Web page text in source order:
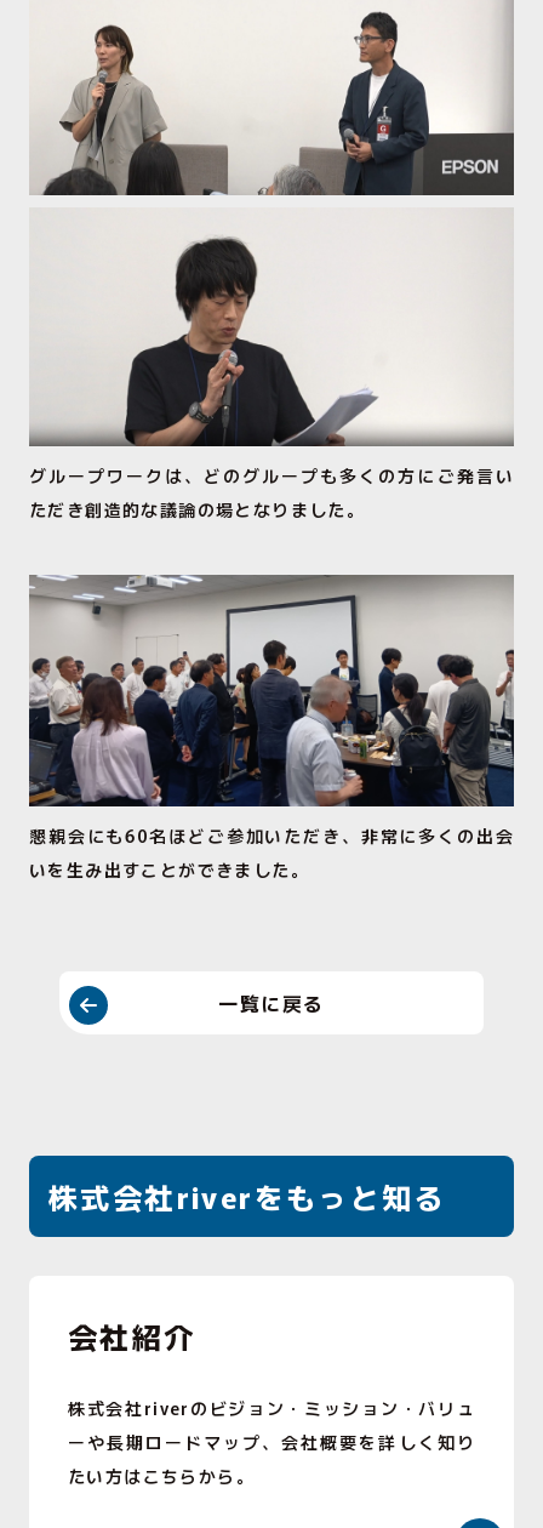
グループワークは、どのグループも多くの方にご発言い
ただき創造的な議論の場となりました。
懇親会にも60名ほどご参加いただき、非常に多くの出会
いを生み出すことができました。
一覧に戻る
株式会社riverをもっと知る
会社紹介
株式会社riverのビジョン・ミッション・バリュ
ーや長期ロードマップ、会社概要を詳しく知り
たい方はこちらから。